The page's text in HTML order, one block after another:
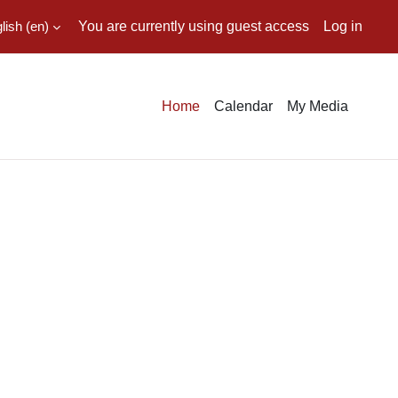
‎(en)‎ You are currently using guest access Log in
Home Calendar My Media